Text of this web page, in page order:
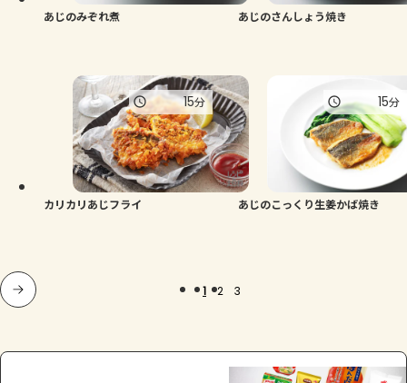
あじのみぞれ煮 あじのさんしょう焼き
カリカリあじフライ
15分
あじのこっくり生姜かば焼き
15分
1 2 3